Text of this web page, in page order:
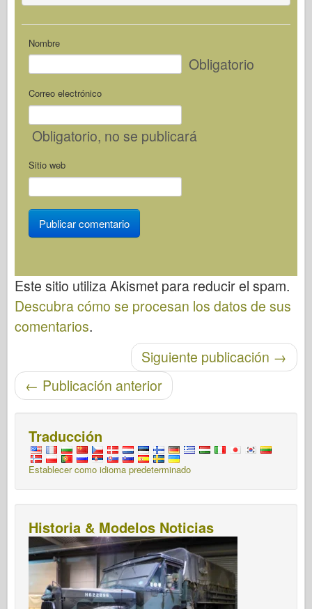
Nombre
Obligatorio
Correo electrónico
Obligatorio, no se publicará
Sitio web
Este sitio utiliza Akismet para reducir el spam.
Descubra cómo se procesan los datos de sus
comentarios.
Siguiente publicación →
← Publicación anterior
Traducción
Establecer como idioma predeterminado
Historia & Modelos Noticias